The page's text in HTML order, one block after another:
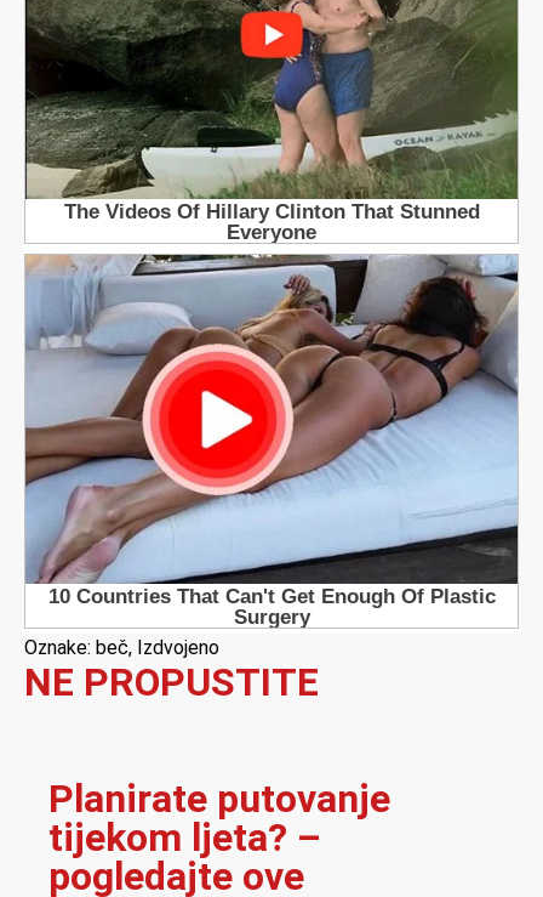
Oznake: beč, Izdvojeno
NE PROPUSTITE
Planirate putovanje
tijekom ljeta? –
pogledajte ove